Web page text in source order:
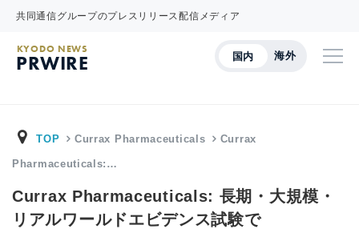
共同通信グループのプレスリリース配信メディア
国内 海外
KYODO NEWS
PRWIRE
TOP Currax Pharmaceuticals Currax
Pharmaceuticals:…
Currax Pharmaceuticals: 長期・大規模・
リアルワールドエビデンス試験で